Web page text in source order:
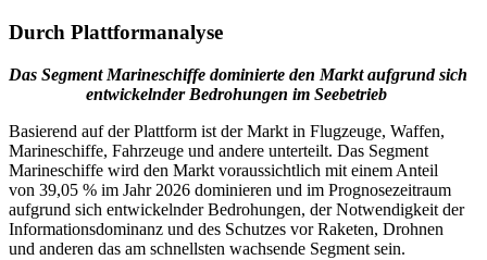
Durch Plattformanalyse
Das Segment Marineschiffe dominierte den Markt aufgrund sich
entwickelnder Bedrohungen im Seebetrieb
Basierend auf der Plattform ist der Markt in Flugzeuge, Waffen,
Marineschiffe, Fahrzeuge und andere unterteilt. Das Segment
Marineschiffe wird den Markt voraussichtlich mit einem Anteil
von 39,05 % im Jahr 2026 dominieren und im Prognosezeitraum
aufgrund sich entwickelnder Bedrohungen, der Notwendigkeit der
Informationsdominanz und des Schutzes vor Raketen, Drohnen
und anderen das am schnellsten wachsende Segment sein.